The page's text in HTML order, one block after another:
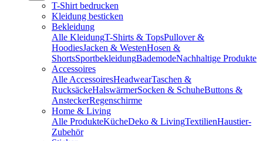
T-Shirt bedrucken
Kleidung besticken
Bekleidung
Alle KleidungT-Shirts & TopsPullover &
HoodiesJacken & WestenHosen &
ShortsSportbekleidungBademodeNachhaltige Produkte
Accessoires
Alle AccessoiresHeadwearTaschen &
RucksäckeHalswärmerSocken & SchuheButtons &
AnsteckerRegenschirme
Home & Living
Alle ProdukteKücheDeko & LivingTextilienHaustier-
Zubehör